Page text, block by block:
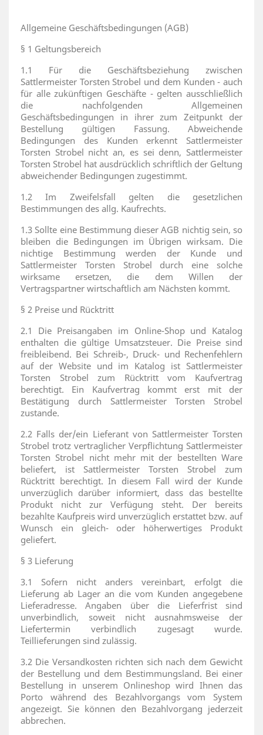
Allgemeine Geschäftsbedingungen (AGB)
§ 1 Geltungsbereich
1.1 Für die Geschäftsbeziehung zwischen
Sattlermeister Torsten Strobel und dem Kunden - auch
für alle zukünftigen Geschäfte - gelten ausschließlich
die nachfolgenden Allgemeinen
Geschäftsbedingungen in ihrer zum Zeitpunkt der
Bestellung gültigen Fassung. Abweichende
Bedingungen des Kunden erkennt Sattlermeister
Torsten Strobel nicht an, es sei denn, Sattlermeister
Torsten Strobel hat ausdrücklich schriftlich der Geltung
abweichender Bedingungen zugestimmt.
1.2 Im Zweifelsfall gelten die gesetzlichen
Bestimmungen des allg. Kaufrechts.
1.3 Sollte eine Bestimmung dieser AGB nichtig sein, so
bleiben die Bedingungen im Übrigen wirksam. Die
nichtige Bestimmung werden der Kunde und
Sattlermeister Torsten Strobel durch eine solche
wirksame ersetzen, die dem Willen der
Vertragspartner wirtschaftlich am Nächsten kommt.
§ 2 Preise und Rücktritt
2.1 Die Preisangaben im Online-Shop und Katalog
enthalten die gültige Umsatzsteuer. Die Preise sind
freibleibend. Bei Schreib-, Druck- und Rechenfehlern
auf der Website und im Katalog ist Sattlermeister
Torsten Strobel zum Rücktritt vom Kaufvertrag
berechtigt. Ein Kaufvertrag kommt erst mit der
Bestätigung durch Sattlermeister Torsten Strobel
zustande.
2.2 Falls der/ein Lieferant von Sattlermeister Torsten
Strobel trotz vertraglicher Verpflichtung Sattlermeister
Torsten Strobel nicht mehr mit der bestellten Ware
beliefert, ist Sattlermeister Torsten Strobel zum
Rücktritt berechtigt. In diesem Fall wird der Kunde
unverzüglich darüber informiert, dass das bestellte
Produkt nicht zur Verfügung steht. Der bereits
bezahlte Kaufpreis wird unverzüglich erstattet bzw. auf
Wunsch ein gleich- oder höherwertiges Produkt
geliefert.
§ 3 Lieferung
3.1 Sofern nicht anders vereinbart, erfolgt die
Lieferung ab Lager an die vom Kunden angegebene
Lieferadresse. Angaben über die Lieferfrist sind
unverbindlich, soweit nicht ausnahmsweise der
Liefertermin verbindlich zugesagt wurde.
Teillieferungen sind zulässig.
3.2 Die Versandkosten richten sich nach dem Gewicht
der Bestellung und dem Bestimmungsland. Bei einer
Bestellung in unserem Onlineshop wird Ihnen das
Porto während des Bezahlvorgangs vom System
angezeigt. Sie können den Bezahlvorgang jederzeit
abbrechen.